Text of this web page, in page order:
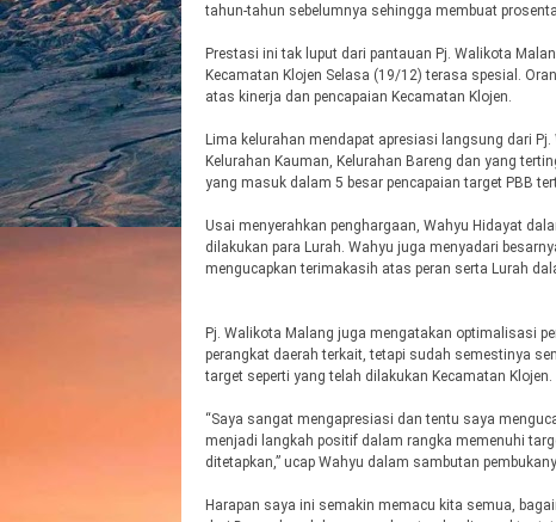
tahun-tahun sebelumnya sehingga membuat
Prestasi ini tak luput dari pantauan Pj. Walikota
Kecamatan Klojen Selasa (19/12) terasa spesial.
atas kinerja dan pencapaian Kecamatan Klojen.
Lima kelurahan mendapat apresiasi langsung dari
Kelurahan Kauman, Kelurahan Bareng dan yang
yang masuk dalam 5 besar pencapaian target PBB
Usai menyerahkan penghargaan, Wahyu Hidayat
dilakukan para Lurah. Wahyu juga menyadari
mengucapkan terimakasih atas peran serta Lurah
Pj. Walikota Malang juga mengatakan optimalisasi
perangkat daerah terkait, tetapi sudah semestinya
target seperti yang telah dilakukan Kecamatan Klojen.
“Saya sangat mengapresiasi dan tentu saya
menjadi langkah positif dalam rangka memenuhi
ditetapkan,” ucap Wahyu dalam sambutan
Harapan saya ini semakin memacu kita semua,